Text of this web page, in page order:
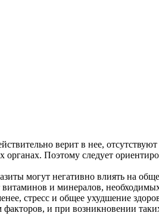
верит в нее,
Поэтому следует
могут негативно влиять на
и минералов,
стресс и общее ухудшение
и при возникновении